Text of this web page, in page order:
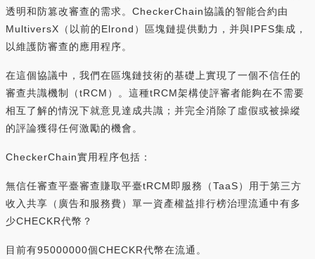
透明和防篡改審查的需求。CheckerChain協議的智能合約由
MultiversX（以前的Elrond）區塊鏈提供動力，并與IPFS集成，
以維護防審查的應用程序。
在這個協議中，我們在區塊鏈技術的基礎上實現了一個不信任的
審查共識機制（tRCM）。這種tRCM架構使評審者能夠在不需要
相互了解的情況下就意見達成共識；并完全消除了虛假或被操縱
的評論獲得任何激勵的機會。
CheckerChain實用程序包括：
無信任審查平臺審查賺取平臺tRCM即服務（TaaS）用于第三方
收入共享（廣告和服務費）單一資產權益排行榜治理流通中有多
少CHECKR代幣？
目前有95000000個CHECKR代幣在流通。